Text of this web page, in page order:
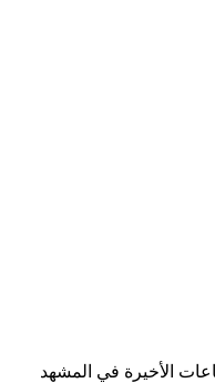
الأخيرة في المشهد